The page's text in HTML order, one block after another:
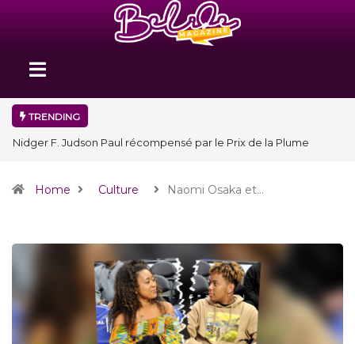
TRENDING
Nidger F. Judson Paul récompensé par le Prix de la Plume
Home Culture Naomi Osaka et…